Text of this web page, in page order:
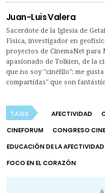
Juan-Luis Valera
Sacerdote de la Iglesia de
Física, investigador en
proyectos de CinemaNet para
apasionado de Tolkien, de la
que no soy "cinéfilo": me
compartidas" que son
TAGS AFECTIVIDAD
CINEFORUM
CONGRESO
EDUCACIÓN DE LA AFECTIVIDAD
FOCO EN EL CORAZÓN